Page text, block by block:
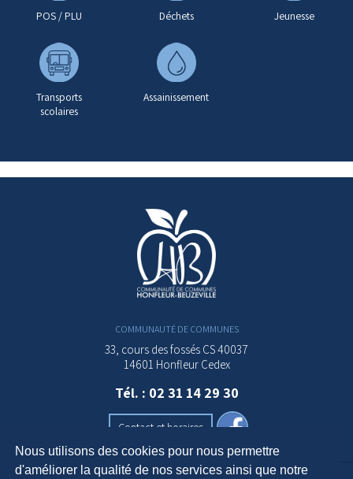
Nous utilisons des cookies pour nous permettre
d'améliorer la qualité de nos services ainsi que notre
POS / PLU Déchets Jeunesse
Transports
scolaires
Assainissement
COMMUNAUTÉ DE COMMUNES
33, cours des fossés CS 40037
14601 Honfleur Cedex
Tél. : 02 31 14 29 30
Contact et horaires